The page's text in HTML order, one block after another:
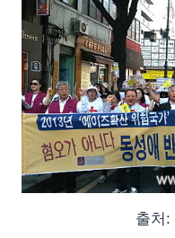
출처: